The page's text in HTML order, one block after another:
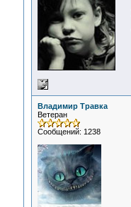
Владимир Травка
Ветеран
Сообщений: 1238